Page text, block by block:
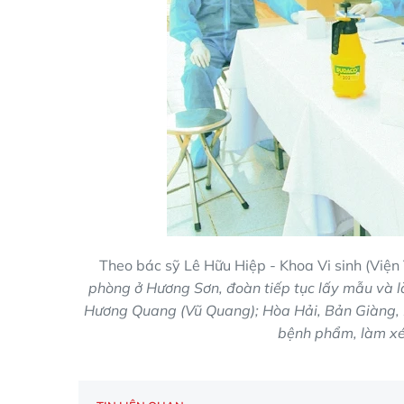
Theo bác sỹ Lê Hữu Hiệp - Khoa Vi sinh
phòng ở Hương Sơn, đoàn tiếp tục lấy mẫu và
Hương Quang (Vũ Quang); Hòa Hải, Bản
bệnh phẩm, làm